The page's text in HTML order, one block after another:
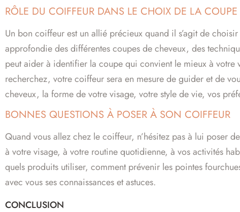
RÔLE DU COIFFEUR DANS LE CHOIX DE LA COUPE
Un bon coiffeur est un allié précieux quand il s’agit de
approfondie des différentes coupes de cheveux, des
peut aider à identifier la coupe qui convient le mieux à votre
recherchez, votre coiffeur sera en mesure de guider et de
cheveux, la forme de votre visage, votre style de vie, vos
BONNES QUESTIONS À POSER À SON COIFFEUR
Quand vous allez chez le coiffeur, n’hésitez pas à lui poser
à votre visage, à votre routine quotidienne, à vos activités
quels produits utiliser, comment prévenir les pointes
avec vous ses connaissances et astuces.
CONCLUSION